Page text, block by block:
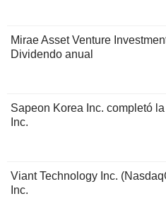
Mirae Asset Venture
Dividendo anual
Sapeon Korea Inc. completó
Inc.
Viant Technology Inc.
Inc.